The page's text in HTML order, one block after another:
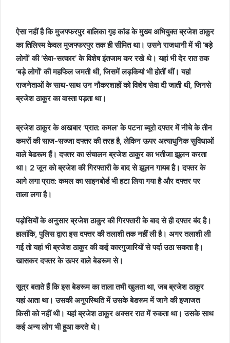
ऐसा नहीं है कि मुजफ्फरपुर बालिका गृह कांड के मुख्य अभियुक्त ब्रजेश ठाकुर
का तिलिस्म केवल मुजफ्फरपुर तक ही सीमित था। उसने राजधानी में भी ‘बड़े
लोगों’ की ‘सेवा-सत्कार’ के विशेष इंतजाम कर रखे थे। यहां भी देर रात तक
‘बड़े लोगों’ की महफिल जमती थी, जिसमें लड़कियां भी होतीं थीं। यहां
राजनेताओं के साथ-साथ उन नौकरशाहों को विशेष सेवा दी जाती थी, जिनसे
ब्रजेश ठाकुर का वास्ता पड़ता था।
ब्रजेश ठाकुर के अखबार ‘प्रात: कमल’ के पटना ब्यूरो दफ्तर में नीचे के तीन
कमरों की साज-सज्जा दफ्तर की तरह है, लेकिन ऊपर अत्याधुनिक सुविधाओं
वाले बेडरूम हैं। दफ्तर का संचालन ब्रजेश ठाकुर का भतीजा झूलन करता
था। 2 जून को ब्रजेश की गिरफ्तारी के बाद से झूलन गायब है। दफ्तर के
आगे लगा प्रात: कमल का साइनबोर्ड भी हटा लिया गया है और दफ्तर पर
ताला लगा है।
पड़ोसियों के अनुसार ब्रजेश ठाकुर की गिरफ्तारी के बाद से ही दफ्तर बंद है।
हालांकि, पुलिस द्वारा इस दफ्तर की तलाशी तक नहीं ली है। अगर तलाशी ली
गई तो यहां भी ब्रजेश ठाकुर की कई कारगुजारियों से पर्दा उठा सकता है।
खासकर दफ्तर के ऊपर वाले बेडरूम से।
सूत्र बताते हैं कि इस बेडरूम का ताला तभी खुलता था, जब ब्रजेश ठाकुर
यहां आता था। उसकी अनुपस्थिति में उसके बेडरूम में जाने की इजाजत
किसी को नहीं थी। यहां ब्रजेश ठाकुर अक्सर रात में रुकता था। उसके साथ
कई अन्य लोग भी हुआ करते थे।